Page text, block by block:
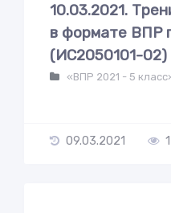
10.03.2021.
в формате ВПР
(ИС2050101-02)
«ВПР 2021 - 5
09.03.2021